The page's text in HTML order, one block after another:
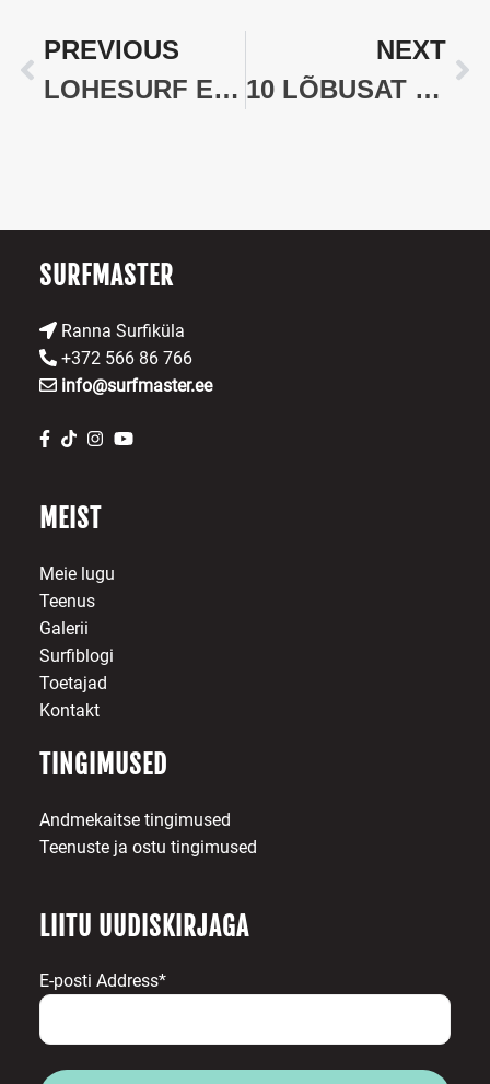
PREVIOUS
LOHESURF EESTIS: ALGAJA RÕÕMUD JA VALUD
NEXT
10 LÕBUSAT JA MEESKONNAVAIMU TUGEVDAVAT TEGEVUST RANNA SURFIKÜLAS
SURFMASTER
Ranna Surfiküla
+372 566 86 766
info@surfmaster.ee
MEIST
Meie lugu
Teenus
Galerii
Surfiblogi
Toetajad
Kontakt
TINGIMUSED
Andmekaitse tingimused
Teenuste ja ostu tingimused
LIITU UUDISKIRJAGA
E-posti Address*